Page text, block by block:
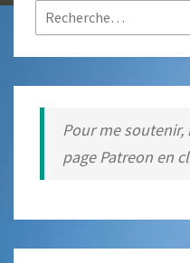
Rechercher :
Pour me
page Patreon en